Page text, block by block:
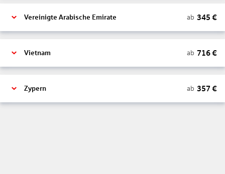
Vereinigte Arabische Emirate ab 345 €
Vietnam ab 716€
Zypern ab 357 €